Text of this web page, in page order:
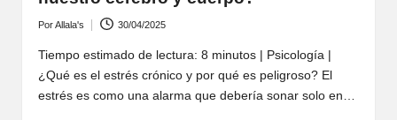
por
PorAllala's 30/04/2025
Tiempo estimado de lectura: 8 minutos | Psicología |
¿Qué es el estrés crónico y por qué es peligroso? El
estrés es como una alarma que debería sonar solo en…